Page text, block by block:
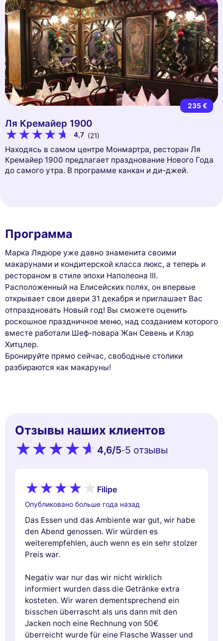
235 €
Ля Кремайер 1900
4,7 (21)
Находясь в самом центре Монмартра, ресторан Ля
Кремайер 1900 предлагает празднование Нового Года
до самого утра. В программе канкан и ди-джей.
Программа
Марка Лядюре уже давно знаменита своими
макарунами и кондитерской класса люкс, а теперь и
рестораном в стиле эпохи Наполеона III.
Расположенный на Елисейских полях, он впервые
открывает свои двери 31 декабря и приглашает Вас
отпраздновать Новый год! Вы сможете оценить
роскошное праздничное меню, над созданием которого
вместе работали Шеф-повара Жан Севень и Клэр
Хитцлер.
Бронируйте прямо сейчас, свободные столики
разбираются как макаруны!
Отзывы наших клиентов
4,6/5-5 oтзывы
Filipe
Опубликовано больше года назад
Das Essen und das Ambiente war gut, wir habe
den Abend genossen. Wir würden es
weiterempfehlen, auch wenn es ein sehr stolzer
Preis war.
Negativ war nur das wir nicht wirklich
informiert wurden dass die Getränke extra
kosteten. Wir waren dementsprechend ein
bisschen überrascht als uns dann mit den
Jacken noch eine Rechnung von 50€
überreicht wurde für eine Flasche Wasser und